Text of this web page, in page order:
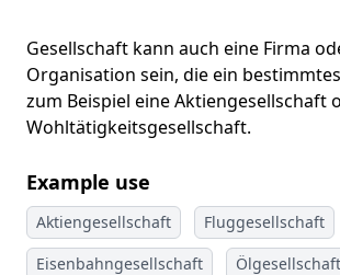
Gesellschaft kann auch eine Firma
Organisation sein, die ein
zum Beispiel eine Aktiengesellschaft
Wohltätigkeitsgesellschaft.
Example use
Aktiengesellschaft
Fluggesellschaft
Eisenbahngesellschaft
Ölgesellschaft